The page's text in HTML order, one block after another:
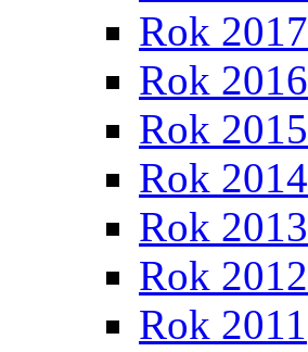
Rok 2017
Rok 2016
Rok 2015
Rok 2014
Rok 2013
Rok 2012
Rok 2011